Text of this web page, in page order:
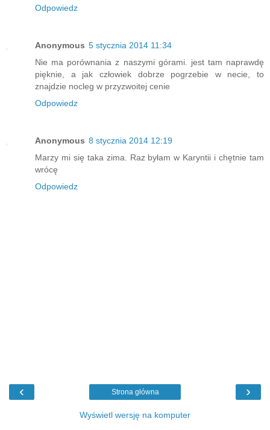
Odpowiedz
Anonymous 5 stycznia 2014 11:34
Nie ma porównania z naszymi górami. jest tam naprawdę
pięknie, a jak człowiek dobrze pogrzebie w necie, to
znajdzie nocleg w przyzwoitej cenie
Odpowiedz
Anonymous 8 stycznia 2014 12:19
Marzy mi się taka zima. Raz byłam w Karyntii i chętnie tam
wrócę
Odpowiedz
‹ ›
Strona główna
Wyświetl wersję na komputer